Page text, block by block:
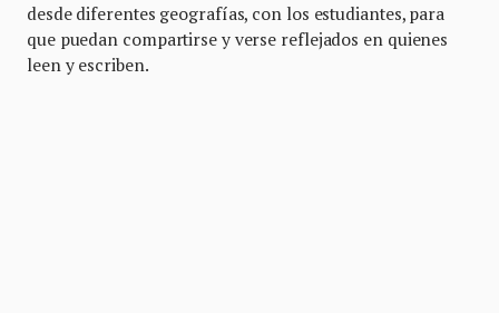
desde diferentes geografías, con los estudiantes, para
que puedan compartirse y verse reflejados en quienes
leen y escriben.